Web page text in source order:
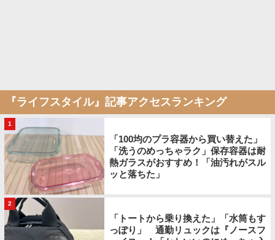
『ライフスタイル』記事アクセスランキング
1
「100均のプラ容器から買い替えた」
「洗うのめっちゃラク」保存容器は耐
熱ガラスがおすすめ！「油汚れがスル
ッと落ちた」
2
「トートから乗り換えた」「水筒もす
っぽり」 通勤リュックは『ノースフ